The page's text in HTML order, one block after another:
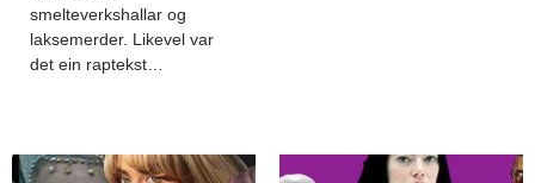
smelteverkshallar og
laksemerder. Likevel var
det ein raptekst…